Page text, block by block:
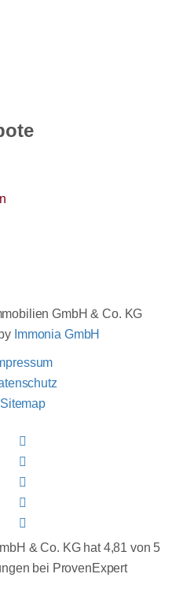
GmbH & Co. KG
Immonia GmbH
Sitemap
& Co. KG hat4,81 von 5
bei ProvenExpert